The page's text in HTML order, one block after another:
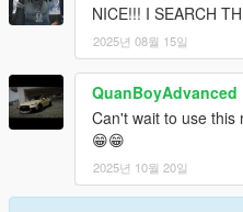
NICE!!! I SEARCH
2025년 08월 15일
QuanBoyAdvanced
Can't wait to use this
😁😁
2025년 10월 20일